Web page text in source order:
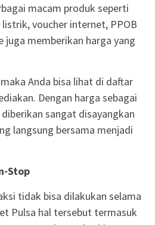
macam produk seperti
voucher internet, PPOB
juga memberikan harga yang
Anda bisa lihat di daftar
Dengan harga sebagai
sangat disayangkan
langsung bersama menjadi
Stop
tidak bisa dilakukan selama
Pulsa hal tersebut termasuk